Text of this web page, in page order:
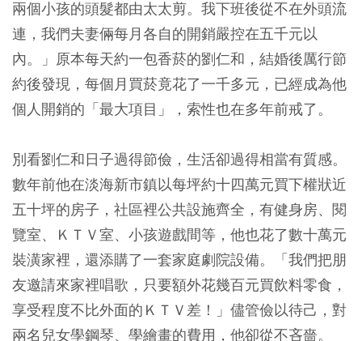
兩個小孩的頭髮都由太太剪。我下班後從不在外頭流
連，我們夫妻倆每月各自的開銷嚴控在五千元以
內。」原本每天約一包香菸的劉仁和，結婚後厲行節
約後發現，每個月買菸竟花了一千多元，已經成為他
個人開銷的「最大項目」，索性也在多年前戒了。
別看劉仁和日子過得節儉，生活卻過得相當有質感。
數年前他在淡海新市鎮以每坪約十四萬元買下權狀近
五十坪的房子，社區裡公共設施齊全，有健身房、閱
覽室、ＫＴＶ室、小孩遊戲間等，他也花了數十萬元
裝潢家裡，還添購了一套家庭劇院設備。「我們把朋
友邀請來家裡唱歌，只要額外花幾百元買飲料零食，
享受程度不比外面的ＫＴＶ差！」儘管儉以待己，對
兩名兒女學鋼琴、學繪畫的費用，他卻從不吝嗇。